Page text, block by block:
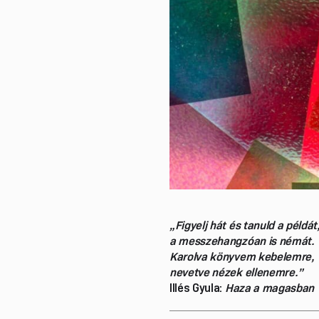
„Figyelj hát és tanuld a
a messzehangzóan is némát.
Karolva könyvem kebelemre,
nevetve nézek ellenemre.”
Illés Gyula: Haza a magasban